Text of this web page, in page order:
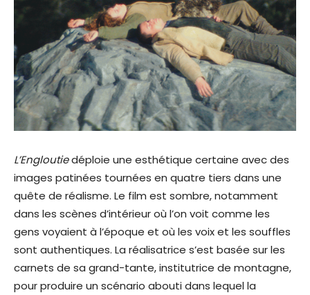
L’Engloutiedéploie une esthétique certaine avec des
images patinées tournées en quatre tiers dans une
quête de réalisme. Le film est sombre, notamment
dans les scènes d’intérieur où l’on voit comme les
gens voyaient à l’époque et où les voix et les souffles
sont authentiques. La réalisatrice s’est basée sur les
carnets de sa grand-tante, institutrice de montagne,
pour produire un scénario abouti dans lequel la